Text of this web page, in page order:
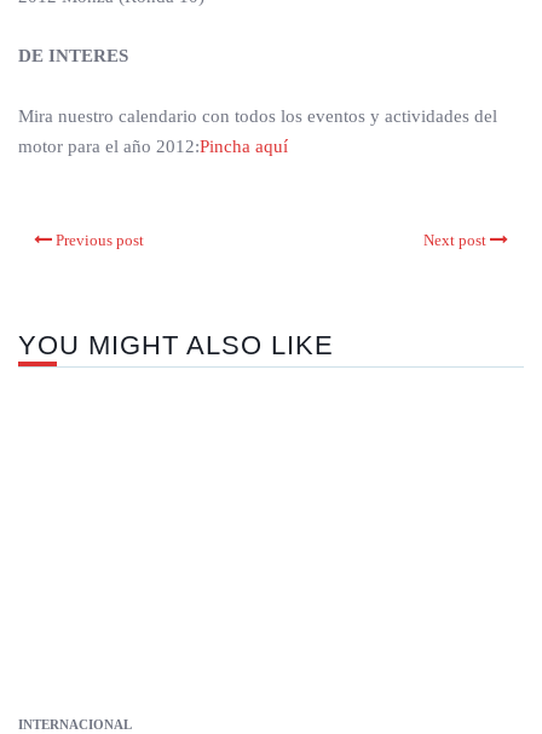
DE INTERES
Mira nuestro calendario con todos los eventos y actividades del
motor para el año 2012:Pincha aquí
Previous post Next post
YOU MIGHT ALSO LIKE
INTERNACIONAL